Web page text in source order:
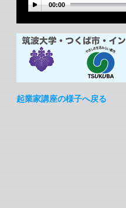
00:00
起業家講座の様子へ戻る